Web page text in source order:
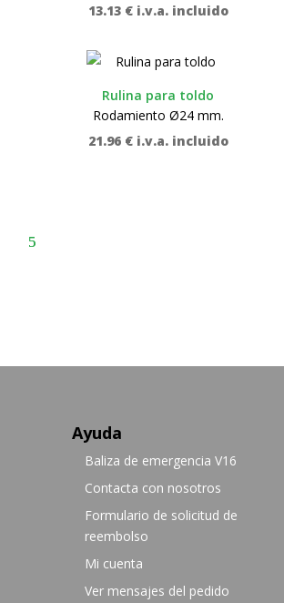
13.13 € i.v.a. incluido
Rulina para toldo
Rodamiento Ø24 mm.
21.96 € i.v.a. incluido
Ayuda
Baliza de emergencia V16
Contacta con nosotros
Formulario de solicitud de
reembolso
Mi cuenta
Ver mensajes del pedido